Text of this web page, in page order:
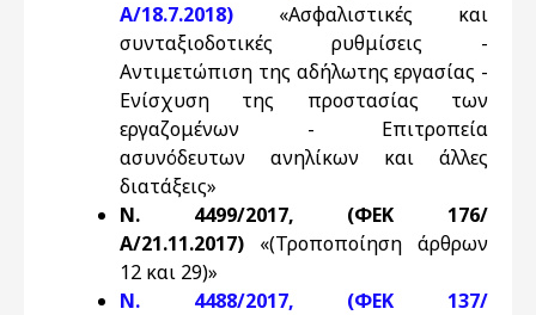
Α/18.7.2018) «Ασφαλιστικές και
συνταξιοδοτικές ρυθμίσεις -
Αντιμετώπιση της αδήλωτης εργασίας -
Ενίσχυση της προστασίας των
εργαζομένων - Επιτροπεία
ασυνόδευτων ανηλίκων και άλλες
διατάξεις»
Ν. 4499/2017, (ΦΕΚ 176/
Α/21.11.2017) «(Τροποποίηση άρθρων
12 και 29)»
N. 4488/2017, (ΦΕΚ 137/